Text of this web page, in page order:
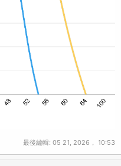
最後編輯: 05 21, 2026， 10:53